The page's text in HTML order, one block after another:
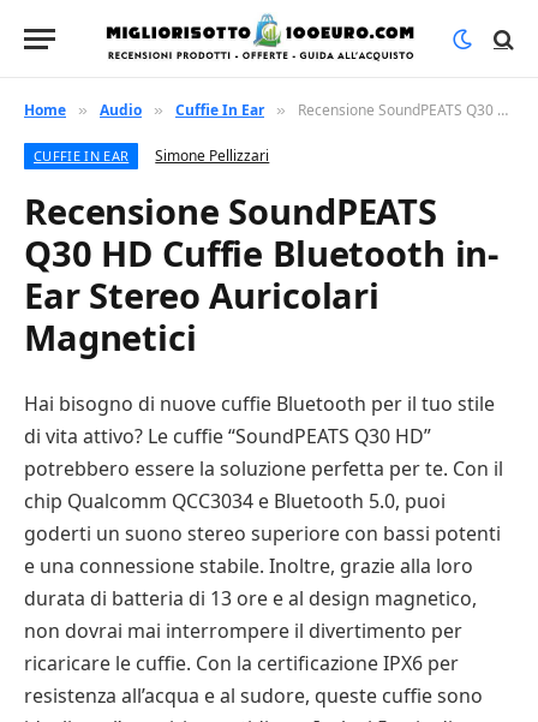
Home » Audio » Cuffie In Ear » Recensione SoundPEATS Q30 HD Cuffie Bluetooth in-Ear Stereo Auricolari Magnetici
CUFFIE IN EAR Simone Pellizzari
Recensione SoundPEATS
Q30 HD Cuffie Bluetooth in-
Ear Stereo Auricolari
Magnetici
Hai bisogno di nuove cuffie Bluetooth per il tuo stile
di vita attivo? Le cuffie “SoundPEATS Q30 HD”
potrebbero essere la soluzione perfetta per te. Con il
chip Qualcomm QCC3034 e Bluetooth 5.0, puoi
goderti un suono stereo superiore con bassi potenti
e una connessione stabile. Inoltre, grazie alla loro
durata di batteria di 13 ore e al design magnetico,
non dovrai mai interrompere il divertimento per
ricaricare le cuffie. Con la certificazione IPX6 per
resistenza all’acqua e al sudore, queste cuffie sono